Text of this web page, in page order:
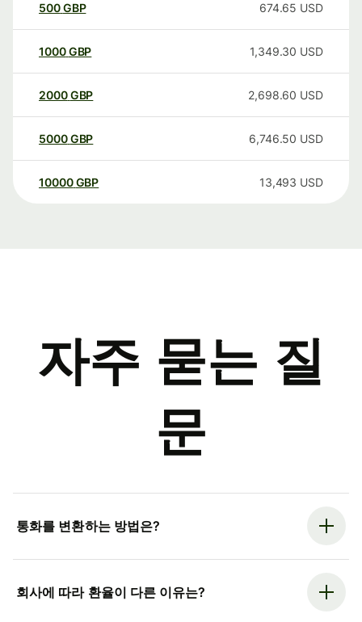
500GBP 674.65 USD
1000GBP 1,349.30 USD
2000GBP 2,698.60 USD
5000GBP 6,746.50 USD
10000 GBP 13,493 USD
자주 묻는 질
문
통화를 변환하는 방법은?
회사에 따라 환율이 다른 이유는?